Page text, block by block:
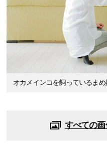
オカメインコを飼っているまめ
すべての画